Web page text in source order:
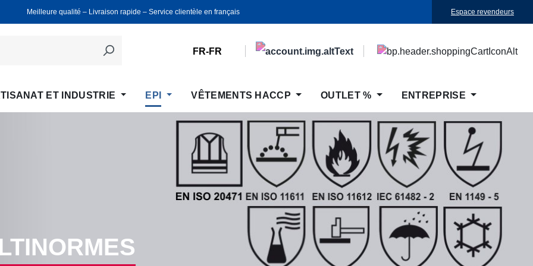
Meilleure qualité ‒ Livraison rapide ‒ Service clientèle en français Espace revendeurs
FR-FR
ET INDUSTRIE EPI VÊTEMENTS HACCP OUTLET % ENTREPRISE